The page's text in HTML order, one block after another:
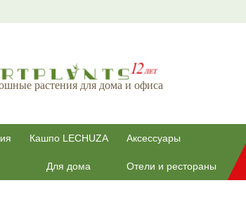
растения для дома и офиса
Кашпо LECHUZA Аксессуары
Для дома Отели и рестораны